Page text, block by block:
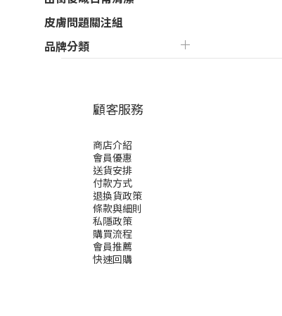
皮膚問題關注組
品牌分類
顧客服務
商店介紹
會員優惠
送貨安排
付款方式
退換貨政策
條款與細則
私隱政策
購買流程
會員推薦
快速回購